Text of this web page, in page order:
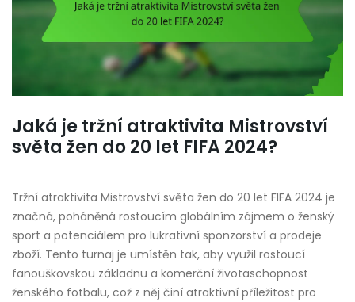
Jaká je tržní atraktivita Mistrovství
světa žen do 20 let FIFA 2024?
Tržní atraktivita Mistrovství světa žen do 20 let FIFA 2024 je
značná, poháněná rostoucím globálním zájmem o ženský
sport a potenciálem pro lukrativní sponzorství a prodeje
zboží. Tento turnaj je umístěn tak, aby využil rostoucí
fanouškovskou základnu a komerční životaschopnost
ženského fotbalu, což z něj činí atraktivní příležitost pro